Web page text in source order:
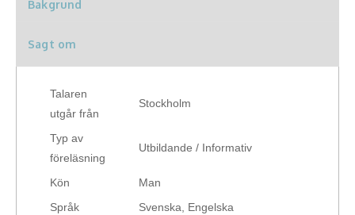
Teamwork, teambuilding, relationer
Vård, omsorg, beroende
Företagsledare
Författare
prestationen i en arbetsgrupp.
Bakgrund
Sagt om
Talaren
utgår från
Stockholm
Typ av
föreläsning
Utbildande / Informativ
Kön
Man
Språk
Svenska, Engelska